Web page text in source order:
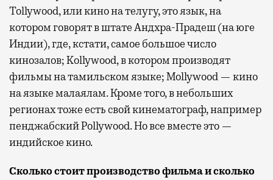
Tollywood, или кино на телугу, это язык, на
котором говорят в штате Андхра-Прадеш (на юге
Индии), где, кстати, самое большое число
кинозалов; Kollywood, в котором производят
фильмы на тамильском языке; Mollywood — кино
на языке малаялам. Кроме того, в небольших
регионах тоже есть свой кинематограф, например
пенджабский Pollywood. Но все вместе это —
индийское кино.
Сколько стоит производство фильма и сколько